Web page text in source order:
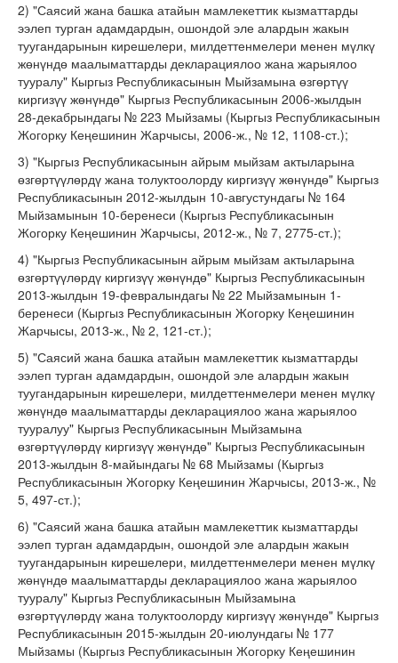
2) "Саясий жана башка атайын мамлекеттик кызматтарды
ээлеп турган адамдардын, ошондой эле алардын жакын
туугандарынын кирешелери, милдеттенмелери менен мүлкү
жөнүндө маалыматтарды декларациялоо жана жарыялоо
тууралу" Кыргыз Республикасынын Мыйзамына өзгөртүү
киргизүү жөнүндө" Кыргыз Республикасынын 2006-жылдын
28-декабрындагы № 223 Мыйзамы (Кыргыз Республикасынын
Жогорку Кеңешинин Жарчысы, 2006-ж., № 12, 1108-ст.);
3) "Кыргыз Республикасынын айрым мыйзам актыларына
өзгөртүүлөрдү жана толуктоолорду киргизүү жөнүндө" Кыргыз
Республикасынын 2012-жылдын 10-августундагы № 164
Мыйзамынын 10-беренеси (Кыргыз Республикасынын
Жогорку Кеңешинин Жарчысы, 2012-ж., № 7, 2775-ст.);
4) "Кыргыз Республикасынын айрым мыйзам актыларына
өзгөртүүлөрдү киргизүү жөнүндө" Кыргыз Республикасынын
2013-жылдын 19-февралындагы № 22 Мыйзамынын 1-
беренеси (Кыргыз Республикасынын Жогорку Кеңешинин
Жарчысы, 2013-ж., № 2, 121-ст.);
5) "Саясий жана башка атайын мамлекеттик кызматтарды
ээлеп турган адамдардын, ошондой эле алардын жакын
туугандарынын кирешелери, милдеттенмелери менен мүлкү
жөнүндө маалыматтарды декларациялоо жана жарыялоо
тууралуу" Кыргыз Республикасынын Мыйзамына
өзгөртүүлөрдү киргизүү жөнүндө" Кыргыз Республикасынын
2013-жылдын 8-майындагы № 68 Мыйзамы (Кыргыз
Республикасынын Жогорку Кеңешинин Жарчысы, 2013-ж., №
5, 497-ст.);
6) "Саясий жана башка атайын мамлекеттик кызматтарды
ээлеп турган адамдардын, ошондой эле алардын жакын
туугандарынын кирешелери, милдеттенмелери менен мүлкү
жөнүндө маалыматтарды декларациялоо жана жарыялоо
тууралу" Кыргыз Республикасынын Мыйзамына
өзгөртүүлөрдү жана толуктоолорду киргизүү жөнүндө" Кыргыз
Республикасынын 2015-жылдын 20-июлундагы № 177
Мыйзамы (Кыргыз Республикасынын Жогорку Кеңешинин